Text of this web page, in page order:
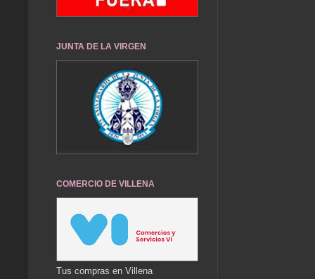
JUNTA DE LA VIRGEN
COMERCIO DE VILLENA
Tus compras en Villena